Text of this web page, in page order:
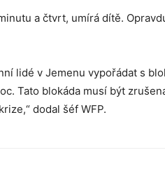
a čtvrt, umírá dítě.
lidé v Jemenu vypořádat s
Tato blokáda musí být
dodal šéf WFP.